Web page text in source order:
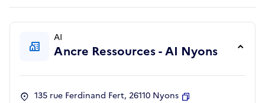
AI
Ancre Ressources - AI Nyons
135 rue Ferdinand Fert, 26110 Nyons